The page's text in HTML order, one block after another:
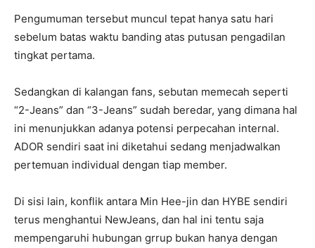
Pengumuman tersebut muncul tepat hanya satu hari
sebelum batas waktu banding atas putusan pengadilan
tingkat pertama.
Sedangkan di kalangan fans, sebutan memecah seperti
“2-Jeans” dan “3-Jeans” sudah beredar, yang dimana hal
ini menunjukkan adanya potensi perpecahan internal.
ADOR sendiri saat ini diketahui sedang menjadwalkan
pertemuan individual dengan tiap member.
Di sisi lain, konflik antara Min Hee-jin dan HYBE sendiri
terus menghantui NewJeans, dan hal ini tentu saja
mempengaruhi hubungan grrup bukan hanya dengan